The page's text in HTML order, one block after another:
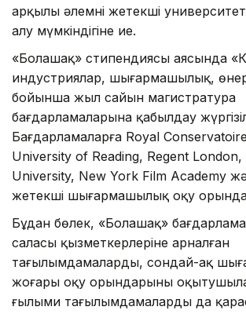
арқылы әлемнің жетекші
алу мүмкіндігіне ие.
«Болашақ» стипендиясы аясында
индустриялар, шығармашылық,
бойынша жыл сайын магистратура
бағдарламаларына қабылдау
Бағдарламаларға Royal
University of Reading, Regent
University, New York Film Academy
жетекші шығармашылық оқу
Бұдан бөлек, «Болашақ»
саласы қызметкерлеріне арналған
тағылымдамаларды, сондай-ақ
жоғары оқу орындарының
ғылыми тағылымдамаларды да